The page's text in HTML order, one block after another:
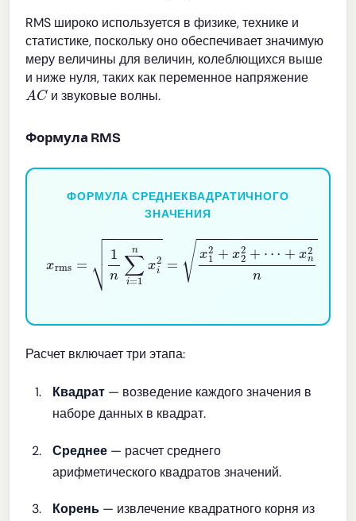
RMS широко используется в физике, технике и
статистике, поскольку оно обеспечивает значимую
меру величины для величин, колеблющихся выше
и ниже нуля, таких как переменное напряжение
ACи звуковые волны.
Формула RMS
ФОРМУЛА СРЕДНЕКВАДРАТИЧНОГО
ЗНАЧЕНИЯ
=1n∑i=1nxi 2+x22+⋯+xn2n
Расчет включает три этапа:
Квадрат — возведение каждого значения в
наборе данных в квадрат.
Среднее — расчет среднего
арифметического квадратов значений.
Корень — извлечение квадратного корня из